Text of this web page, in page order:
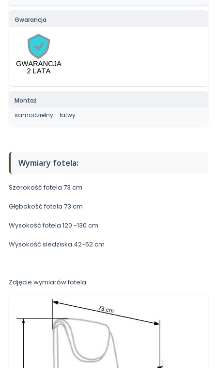
Gwarancja
Montaż
samodzielny - łatwy
Wymiary fotela:
Szerokość fotela 73 cm
Głębokość fotela 73 cm
Wysokość fotela 120 -130 cm
Wysokość siedziska 42-52 cm
Zdjęcie wymiarów fotela: